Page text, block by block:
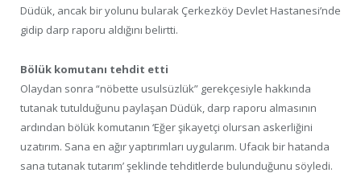
Düdük, ancak bir yolunu bularak Çerkezköy Devlet Hastanesi’nde
gidip darp raporu aldığını belirtti.
Bölük komutanı tehdit etti
Olaydan sonra “nöbette usulsüzlük” gerekçesiyle hakkında
tutanak tutulduğunu paylaşan Düdük, darp raporu almasının
ardından bölük komutanın ‘Eğer şikayetçi olursan askerliğini
uzatırım. Sana en ağır yaptırımları uygularım. Ufacık bir hatanda
sana tutanak tutarım’ şeklinde tehditlerde bulunduğunu söyledi.